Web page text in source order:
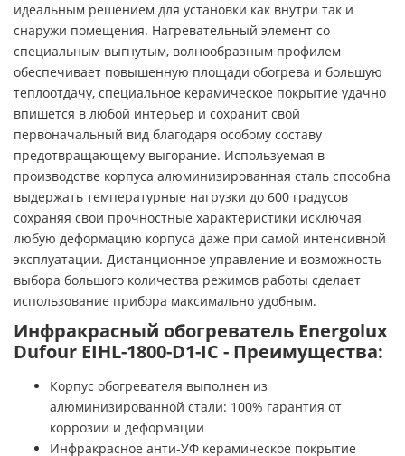
идеальным решением для установки как внутри так и
снаружи помещения. Нагревательный элемент со
специальным выгнутым, волнообразным профилем
обеспечивает повышенную площади обогрева и большую
теплоотдачу, специальное керамическое покрытие удачно
впишется в любой интерьер и сохранит свой
первоначальный вид благодаря особому составу
предотвращающему выгорание. Используемая в
производстве корпуса алюминизированная сталь способна
выдержать температурные нагрузки до 600 градусов
сохраняя свои прочностные характеристики исключая
любую деформацию корпуса даже при самой интенсивной
эксплуатации. Дистанционное управление и возможность
выбора большого количества режимов работы сделает
использование прибора максимально удобным.
Инфракрасный обогреватель Energolux
Dufour EIHL-1800-D1-IC - Преимущества:
Корпус обогревателя выполнен из
алюминизированной стали: 100% гарантия от
коррозии и деформации
Инфракрасное анти-УФ керамическое покрытие